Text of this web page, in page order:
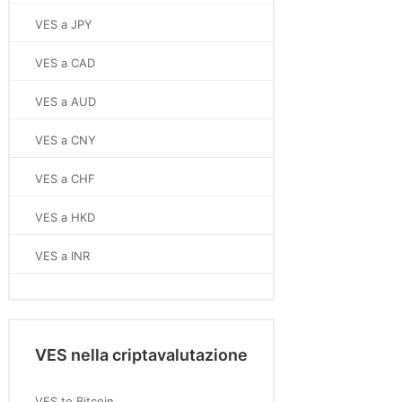
VES a JPY
VES a CAD
VES a AUD
VES a CNY
VES a CHF
VES a HKD
VES a INR
VES nella criptavalutazione